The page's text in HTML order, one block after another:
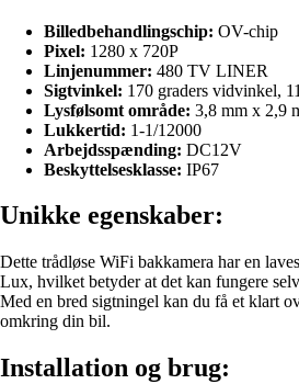
Billedbehandlingschip: OV-chip
Pixel: 1280 x 720P
Linjenummer: 480 TV LINER
Sigtvinkel: 170 graders vidvinkel,
Lysfølsomt område: 3,8 mm x 2,9
Lukkertid: 1-1/12000
Arbejdsspænding: DC12V
Beskyttelsesklasse: IP67
Unikke egenskaber:
Dette trådløse WiFi bakkamera har en
Lux, hvilket betyder at det kan fungere
Med en bred sigtningel kan du få et klart
omkring din bil.
Installation og brug: